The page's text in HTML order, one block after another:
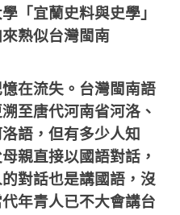
「宜蘭史料與史學」
熟似台灣閩南
在流失。台灣閩南語
至唐代河南省河洛、
語，但有多少人知
親直接以國語對話，
對話也是講國語，沒
年青人已不大會講台